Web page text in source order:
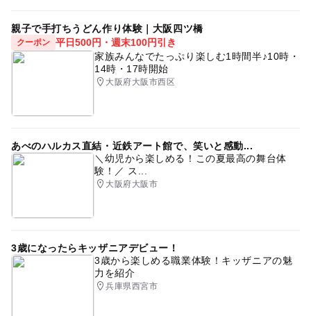
親子で手打ちうどん作り体験｜大阪四ツ橋
クーポン 平日500円・週末100円引き
家族みんなでたっぷり楽しむ1時間半♪10時・
14時・17時開始
大阪府大阪市西区
あべのハルカス直結・近鉄アート館で、笑いと感動...
＼幼児から楽しめる！この夏最高の舞台体
験！／ ス...
大阪府大阪市
3歳になったらキッザニアデビュー！
3歳から楽しめる職業体験！キッザニアの魅
力を紹介
兵庫県西宮市